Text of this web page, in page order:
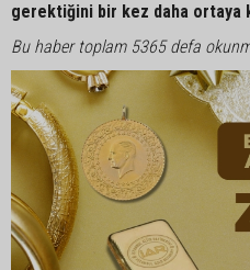
gerektiğini bir kez daha ortaya
Bu haber toplam 5365 defa